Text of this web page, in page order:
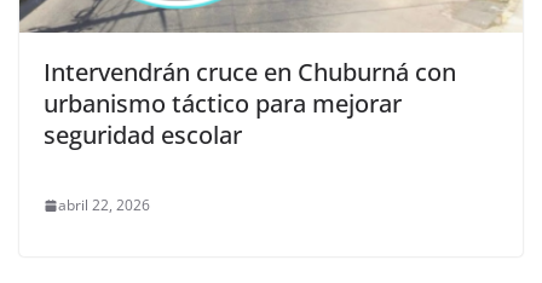
Intervendrán cruce en Chuburná con
urbanismo táctico para mejorar
seguridad escolar
abril 22, 2026